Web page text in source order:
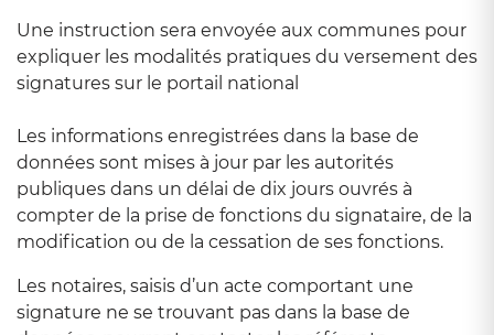
Une instruction sera envoyée aux communes pour
expliquer les modalités pratiques du versement des
signatures sur le portail national
Les informations enregistrées dans la base de
données sont mises à jour par les autorités
publiques dans un délai de dix jours ouvrés à
compter de la prise de fonctions du signataire, de la
modification ou de la cessation de ses fonctions.
Les notaires, saisis d’un acte comportant une
signature ne se trouvant pas dans la base de